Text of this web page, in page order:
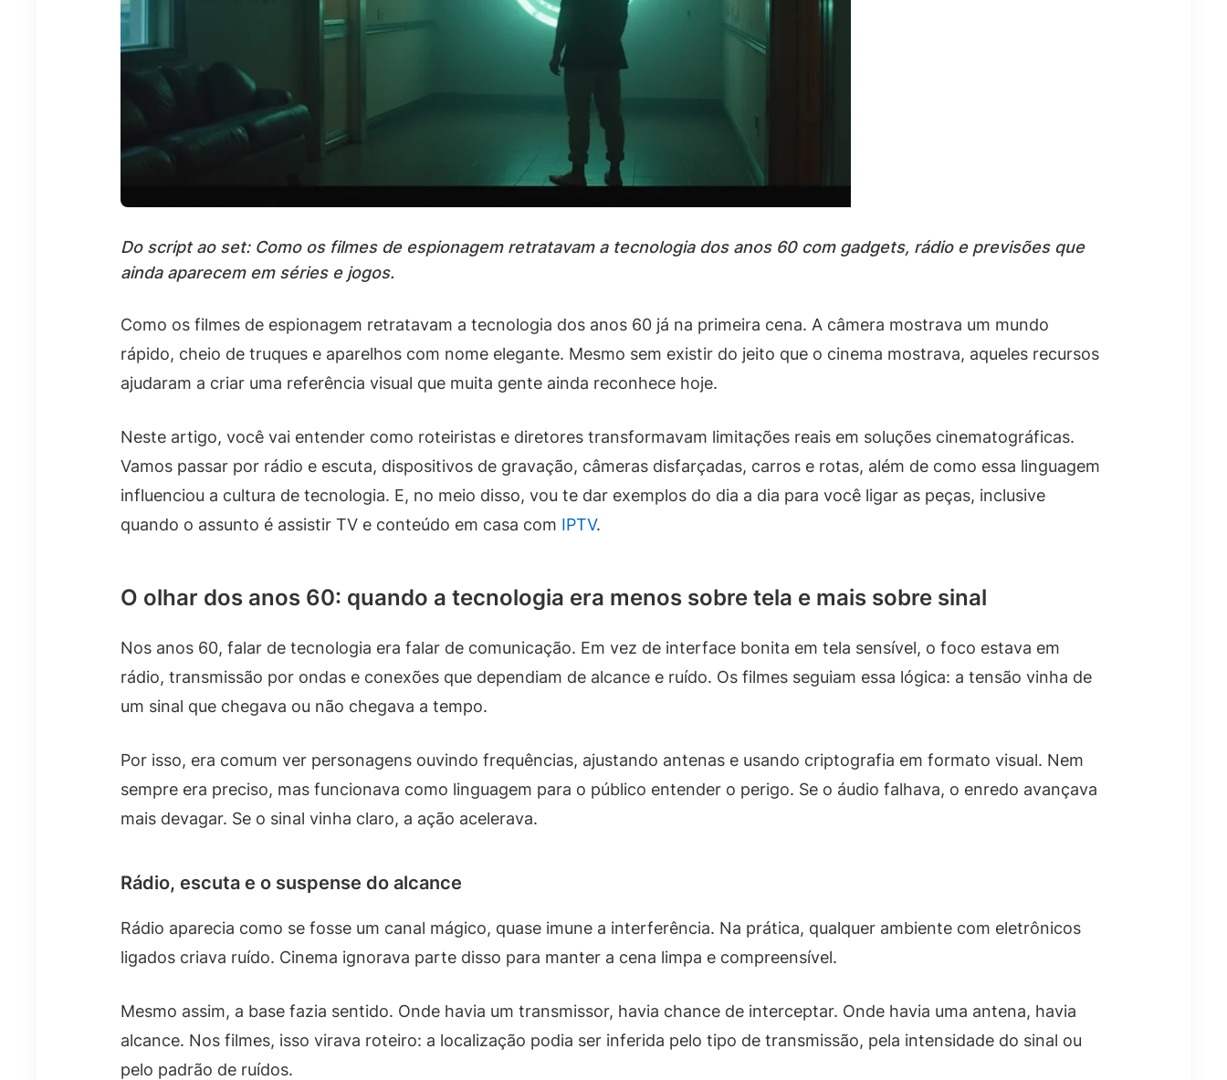
Do script ao set: Como os filmes de espionagem retratavam a tecnologia dos anos 60 com gadgets, rádio e previsões que
ainda aparecem em séries e jogos.
Como os filmes de espionagem retratavam a tecnologia dos anos 60 já na primeira cena. A câmera mostrava um mundo
rápido, cheio de truques e aparelhos com nome elegante. Mesmo sem existir do jeito que o cinema mostrava, aqueles recursos
ajudaram a criar uma referência visual que muita gente ainda reconhece hoje.
Neste artigo, você vai entender como roteiristas e diretores transformavam limitações reais em soluções cinematográficas.
Vamos passar por rádio e escuta, dispositivos de gravação, câmeras disfarçadas, carros e rotas, além de como essa linguagem
influenciou a cultura de tecnologia. E, no meio disso, vou te dar exemplos do dia a dia para você ligar as peças, inclusive
quando o assunto é assistir TV e conteúdo em casa com IPTV.
O olhar dos anos 60: quando a tecnologia era menos sobre tela e mais sobre sinal
Nos anos 60, falar de tecnologia era falar de comunicação. Em vez de interface bonita em tela sensível, o foco estava em
rádio, transmissão por ondas e conexões que dependiam de alcance e ruído. Os filmes seguiam essa lógica: a tensão vinha de
um sinal que chegava ou não chegava a tempo.
Por isso, era comum ver personagens ouvindo frequências, ajustando antenas e usando criptografia em formato visual. Nem
sempre era preciso, mas funcionava como linguagem para o público entender o perigo. Se o áudio falhava, o enredo avançava
mais devagar. Se o sinal vinha claro, a ação acelerava.
Rádio, escuta e o suspense do alcance
Rádio aparecia como se fosse um canal mágico, quase imune a interferência. Na prática, qualquer ambiente com eletrônicos
ligados criava ruído. Cinema ignorava parte disso para manter a cena limpa e compreensível.
Mesmo assim, a base fazia sentido. Onde havia um transmissor, havia chance de interceptar. Onde havia uma antena, havia
alcance. Nos filmes, isso virava roteiro: a localização podia ser inferida pelo tipo de transmissão, pela intensidade do sinal ou
pelo padrão de ruídos.